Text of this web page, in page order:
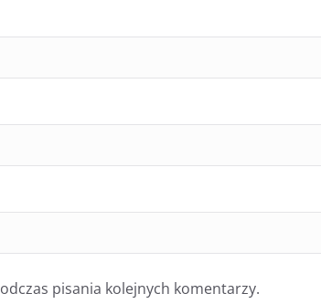
pisania kolejnych komentarzy.